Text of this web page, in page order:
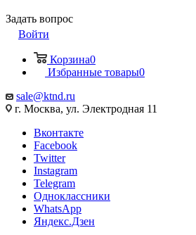
Задать вопрос
Войти
Корзина0
Избранные товары0
sale@ktnd.ru
г. Москва, ул. Электродная 11
Вконтакте
Facebook
Twitter
Instagram
Telegram
Одноклассники
WhatsApp
Яндекс.Дзен